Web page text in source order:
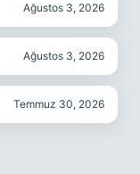
Ağustos 3, 2026
Ağustos 3, 2026
Temmuz 30, 2026